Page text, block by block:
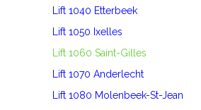
Lift 1040 Etterbeek
Lift 1050 Ixelles
Lift 1060 Saint-Gilles
Lift 1070 Anderlecht
Lift 1080 Molenbeek-St-Jean